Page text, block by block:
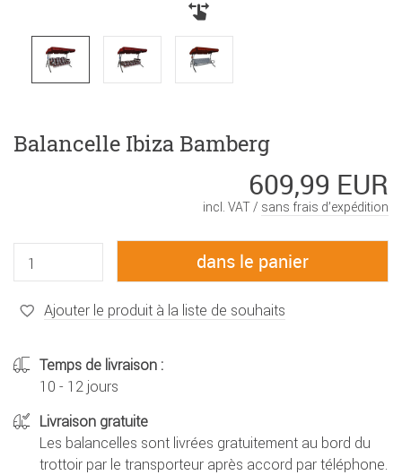
Balancelle Ibiza Bamberg
609,99 EUR
incl. VAT / sans frais d’expédition
Ajouter le produit à la liste de souhaits
Temps de livraison :
10 - 12 jours
Livraison gratuite
Les balancelles sont livrées gratuitement au bord du
trottoir par le transporteur après accord par téléphone.